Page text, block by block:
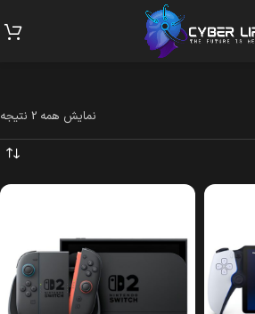
نمایش همه 2 نتیجه